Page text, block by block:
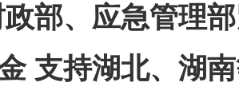
、应急管理部
支持湖北、湖